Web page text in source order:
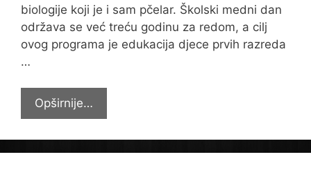
biologije koji je i sam pčelar. Školski medni dan
održava se već treću godinu za redom, a cilj
ovog programa je edukacija djece prvih razreda
…
Opširnije…
dan